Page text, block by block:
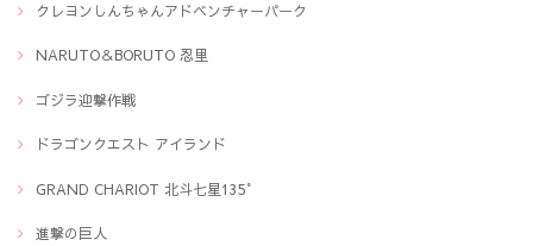
クレヨンしんちゃんアドベンチャーパーク
NARUTO＆BORUTO 忍里
ゴジラ迎撃作戦
ドラゴンクエスト アイランド
GRAND CHARIOT 北斗七星135°
進撃の巨人